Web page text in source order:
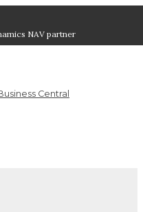
NAV partner
Central